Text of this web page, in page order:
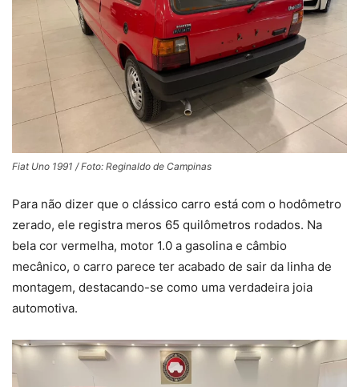
Fiat Uno 1991 / Foto: Reginaldo de Campinas
Para não dizer que o clássico carro está com o hodômetro
zerado, ele registra meros 65 quilômetros rodados. Na
bela cor vermelha, motor 1.0 a gasolina e câmbio
mecânico, o carro parece ter acabado de sair da linha de
montagem, destacando-se como uma verdadeira joia
automotiva.